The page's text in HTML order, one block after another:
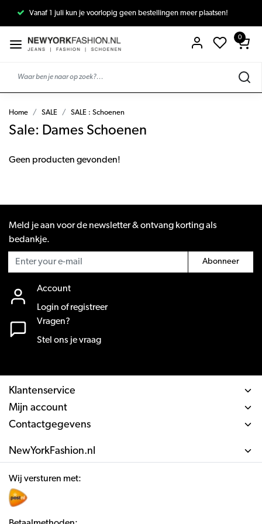
Vanaf 1 juli kun je voorlopig geen bestellingen meer plaatsen!
0
Home SALE SALE : Schoenen
Sale: Dames Schoenen
Geen producten gevonden!
Meld je aan voor de newsletter & ontvang korting als
bedankje.
Abonneer
Account
Login of registreer
Vragen?
Stel ons je vraag
Klantenservice
Mijn account
Contactgegevens
NewYorkFashion.nl
Wij versturen met: